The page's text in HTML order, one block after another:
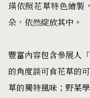
瑛依照花草特色繪製
朵，依然綻放其中。
豐富內容包含參展人
的角度談可食花草的
草的獨特風味；野菜